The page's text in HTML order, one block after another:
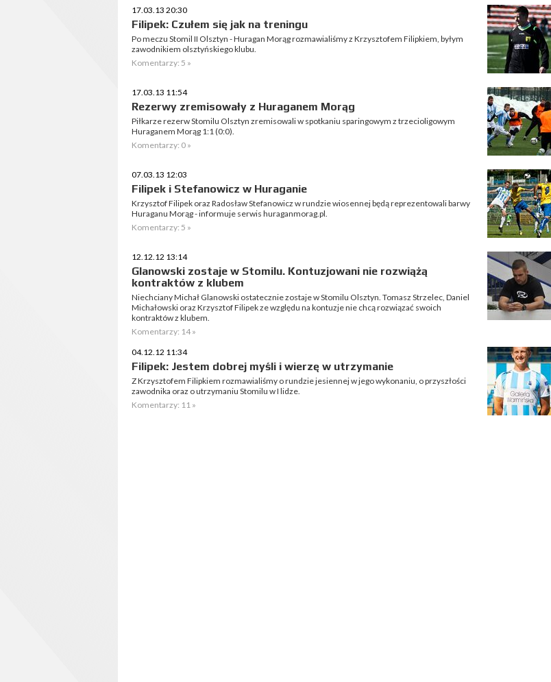
17.03.13 20:30
Filipek: Czułem się jak na treningu
Po meczu Stomil II Olsztyn - Huragan Morąg rozmawialiśmy z Krzysztofem Filipkiem, byłym
zawodnikiem olsztyńskiego klubu.
Komentarzy: 5 »
17.03.13 11:54
Rezerwy zremisowały z Huraganem Morąg
Piłkarze rezerw Stomilu Olsztyn zremisowali w spotkaniu sparingowym z trzecioligowym
Huraganem Morąg 1:1 (0:0).
Komentarzy: 0 »
07.03.13 12:03
Filipek i Stefanowicz w Huraganie
Krzysztof Filipek oraz Radosław Stefanowicz w rundzie wiosennej będą reprezentowali barwy
Huraganu Morąg - informuje serwis huraganmorag.pl.
Komentarzy: 5 »
12.12.12 13:14
Glanowski zostaje w Stomilu. Kontuzjowani nie rozwiążą
kontraktów z klubem
Niechciany Michał Glanowski ostatecznie zostaje w Stomilu Olsztyn. Tomasz Strzelec, Daniel
Michałowski oraz Krzysztof Filipek ze względu na kontuzje nie chcą rozwiązać swoich
kontraktów z klubem.
Komentarzy: 14 »
04.12.12 11:34
Filipek: Jestem dobrej myśli i wierzę w utrzymanie
Z Krzysztofem Filipkiem rozmawialiśmy o rundzie jesiennej w jego wykonaniu, o przyszłości
zawodnika oraz o utrzymaniu Stomilu w I lidze.
Komentarzy: 11 »